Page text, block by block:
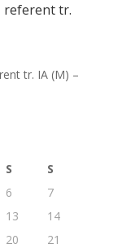
referent tr.
tr. IA (M) –
S
S
6
7
13
14
20
21